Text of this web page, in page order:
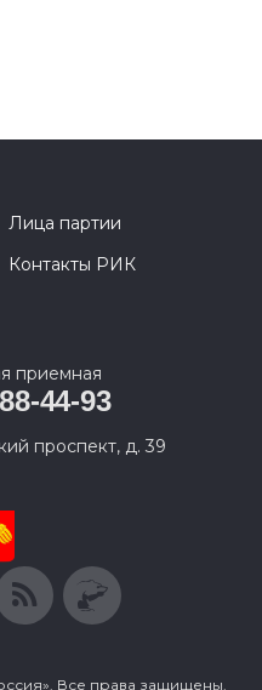
Лица партии
Контакты РИК
приемная
44-93
проспект, д. 39
Все права защищены.